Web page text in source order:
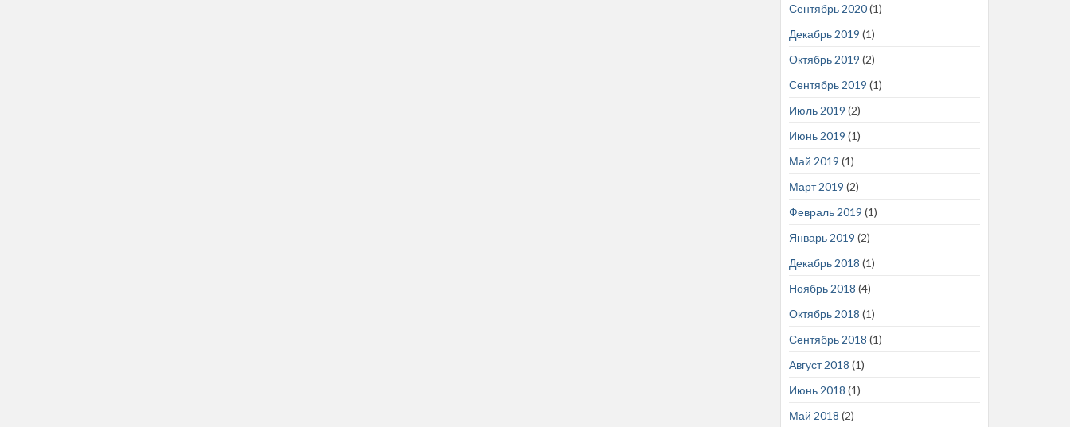
Сентябрь 2020(1)
Декабрь 2019 (1)
Октябрь 2019 (2)
Сентябрь 2019 (1)
Июль 2019 (2)
Июнь 2019 (1)
Май 2019 (1)
Март 2019 (2)
Февраль 2019 (1)
Январь 2019 (2)
Декабрь 2018 (1)
Ноябрь 2018 (4)
Октябрь 2018 (1)
Сентябрь 2018 (1)
Август 2018 (1)
Июнь 2018 (1)
Май 2018 (2)